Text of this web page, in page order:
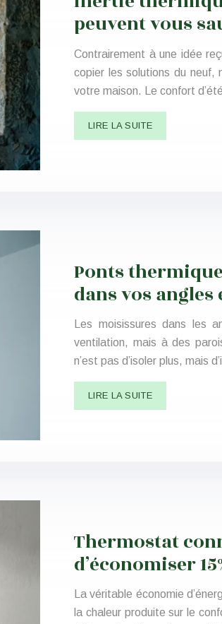
peuvent vous
Contrairement à une idée
copier les solutions du neuf,
votre maison. Le confort
LIRE LA SUITE
Ponts
dans vos
Les moisissures dans les
ventilation, mais à des
n’est pas d’isoler plus, mais
LIRE LA SUITE
Thermostat
d’économiser
La véritable économie
la chaleur produite sur le